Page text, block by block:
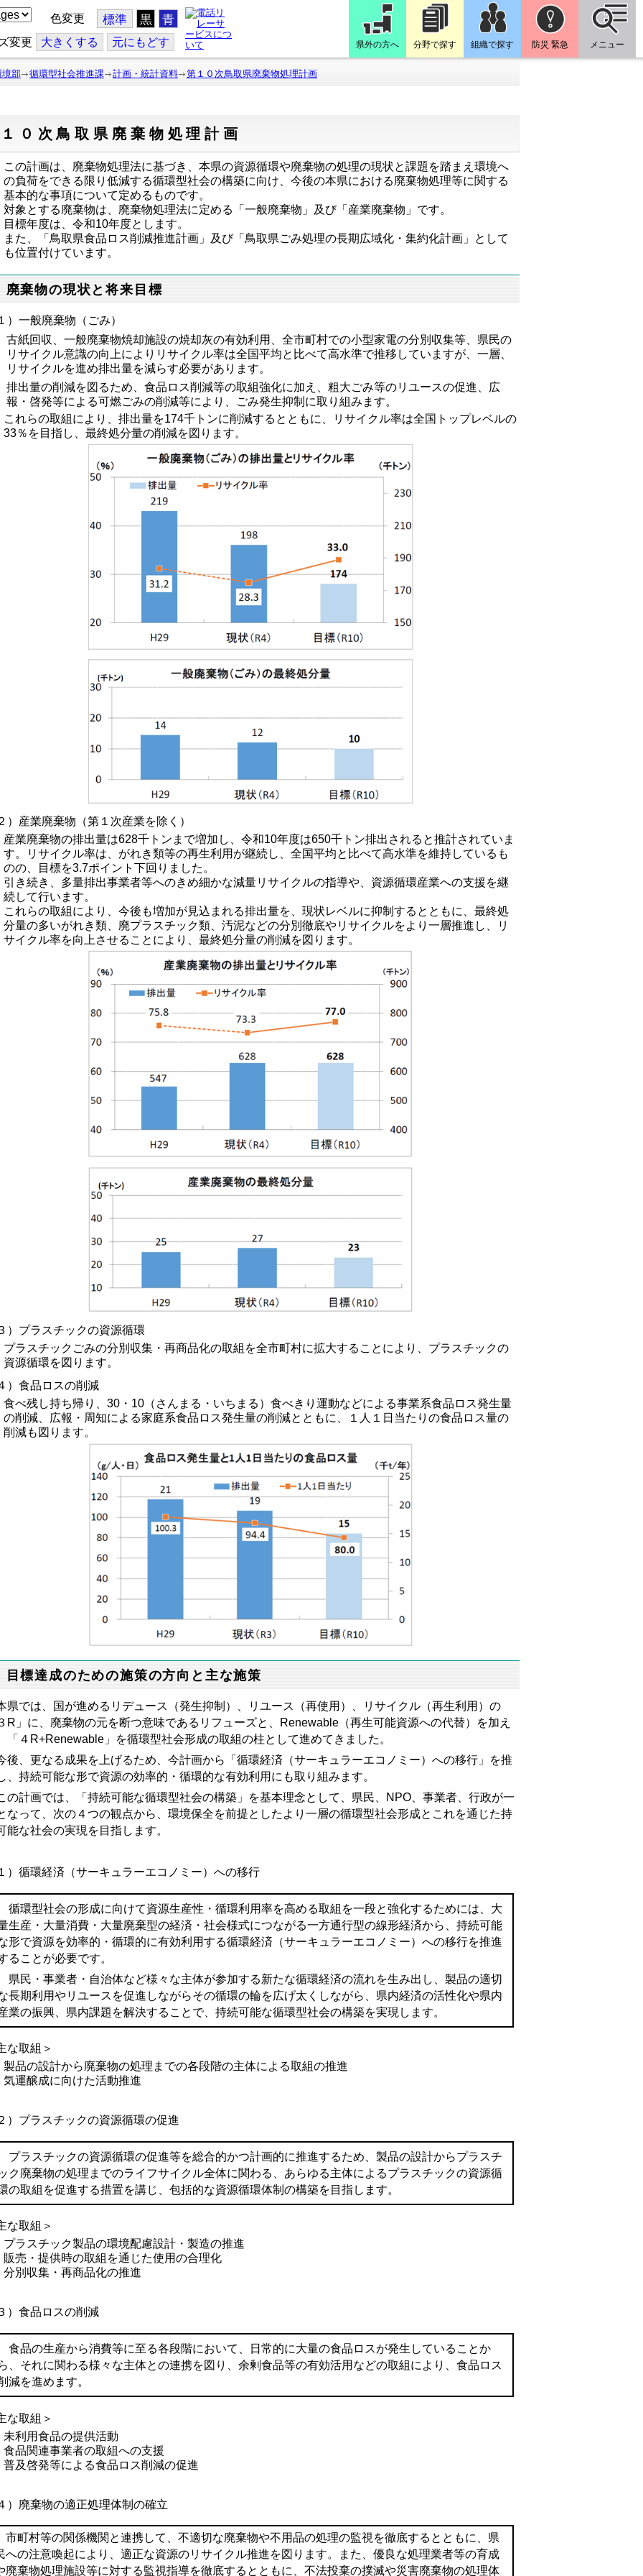
色変更 標準 黒 青
変更 大きくする 元にもどす 県外の方へ 分野で探す 組織で探す 防災 緊急 メニュー
境部 循環型社会推進課 計画・統計資料 第１０次鳥取県廃棄物処理計画
０次鳥取県廃棄物処理計画
この計画は、廃棄物処理法に基づき、本県の資源循環や廃棄物の処理の現状と課題を踏まえ環境へ
の負荷をできる限り低減する循環型社会の構築に向け、今後の本県における廃棄物処理等に関する
基本的な事項について定めるものです。
対象とする廃棄物は、廃棄物処理法に定める「一般廃棄物」及び「産業廃棄物」です。
目標年度は、令和10年度とします。
また、「鳥取県食品ロス削減推進計画」及び「鳥取県ごみ処理の長期広域化・集約化計画」として
も位置付けています。
棄物の現状と将来目標
）一般廃棄物（ごみ）
古紙回収、一般廃棄物焼却施設の焼却灰の有効利用、全市町村での小型家電の分別収集等、県民の
リサイクル意識の向上によりリサイクル率は全国平均と比べて高水準で推移していますが、一層、
リサイクルを進め排出量を減らす必要があります。
排出量の削減を図るため、食品ロス削減等の取組強化に加え、粗大ごみ等のリユースの促進、広
報・啓発等による可燃ごみの削減等により、ごみ発生抑制に取り組みます。
これらの取組により、排出量を174千トンに削減するとともに、リサイクル率は全国トップレベルの
33％を目指し、最終処分量の削減を図ります。
）産業廃棄物（第１次産業を除く）
産業廃棄物の排出量は628千トンまで増加し、令和10年度は650千トン排出されると推計されていま
す。リサイクル率は、がれき類等の再生利用が継続し、全国平均と比べて高水準を維持しているも
のの、目標を3.7ポイント下回りました。
引き続き、多量排出事業者等へのきめ細かな減量リサイクルの指導や、資源循環産業への支援を継
続して行います。
これらの取組により、今後も増加が見込まれる排出量を、現状レベルに抑制するとともに、最終処
分量の多いがれき類、 廃プラスチック類、汚泥などの分別徹底やリサイクルをより一層推進し、
リ
サイクル率を向上させることにより、最終処分量の削減を図ります。
）プラスチックの資源循環
プラスチックごみの分別収集・再商品化の取組を全市町村に拡大することにより、プラスチックの
資源循環を図ります。
）食品ロスの削減
食べ残し持ち帰り、30・10（さんまる・いちまる）食べきり運動などによる事業系食品ロス発生量
の削減、広報・周知による家庭系食品ロス発生量の削減とともに、１人１日当たりの食品ロス量の
削減も図ります。
標達成のための施策の方向と主な施策
では、国が進めるリデュース（発生抑制）、リユース（再使用）、リサイクル（再生利用）の
R」に、廃棄物の元を断つ意味であるリフューズと、Renewable（再生可能資源への代替）を加え
「４R+Renewable」を循環型社会形成の取組の柱として進めてきました。
後、更なる成果を上げるため、今計画から「 循環経済（サーキュラーエコノミー）への移行」を推
、持続可能な形で資源の効率的・循環的な有効利 用にも取り組みます。
計画では、「持続可能な循環型社会の構築」を基本理念として、県民、NPO、事業者、行政が一
なって、次の４つの観点から、環境保全を前提としたより一層の循環型社会形成とこれを通じた持
能な社会の実現を目指します。
）循環経済（サーキュラーエコノミー）への移行
環型社会の形成に向けて資源生産性・循環利用率を高める取組を一段と強化するためには、大
生産・大量消費・大量廃棄型の経済・社会様式につながる一方通行型の線形経済から、持続可能
形で資源を効率的・循環的に有効利用する循環経済（サーキュラーエコノミー）への移行を推進
ることが必要です。
民・事業者・自治体など様々な主体が参加する新たな循環経済の流れを生み出し、製品の適切
長期利用やリユースを促進しながらその循環の輪を広げ太くしながら、県内経済の活性化や県内
業の振興、県内課題を解決することで、持続可能な循環型社会の構築を実現します。
な取組＞
製品の設計から廃棄物の処理までの各段階の主体による取組の推進
気運醸成に向けた活動推進
） プラスチックの資源循環の促進
ラスチックの資源循環の促進等を総合的かつ計画的に推進するため、製品の設計からプラスチ
ク廃棄物の処理までのライフサイクル全体に関わる、あらゆる主体によるプラスチックの資源循
の取組を促進する措置を講じ、包括的な資源循環体制の構築を目指します。
な取組＞
プラスチック製品の環境配慮設計・製造の推進
販売・提供時の取組を通じた使用の合理化
分別収集・再商品化の推進
） 食品ロスの削減
品の生産から消費等に至る各段階において、日常的に大量の食品ロスが発生していることか
、それに関わる様々な主体との連携を図り、余剰食品等の有効活用などの取組により、食品ロス
減を進めます。
な取組＞
未利用食品の提供活動
食品関連事業者の取組への支援
普及啓発等による食品ロス削減の促進
） 廃棄物の適正処理体制の確立
町村等の関係機関と連携して、不適切な廃棄物や不用品の処理の監視を徹底するとともに、県
への注意喚起により、適正な資源のリサイクル推進を図ります。また、優良な処理業者等の育成
廃棄物処理施設等に対する監視指導を徹底するとともに、不法投棄の撲滅や災害廃棄物の処理体